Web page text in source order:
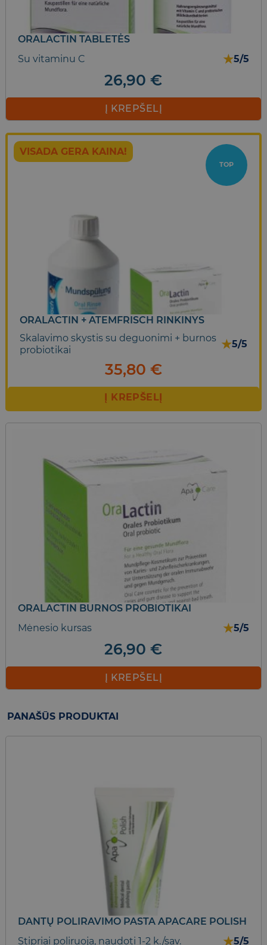
ORALACTIN TABLETĖS
Su vitaminu C
★5/5
26,90€
Į KREPŠELĮ
VISADA GERA KAINA!
TOP
ORALACTIN + ATEMFRISCH RINKINYS
Skalavimo skystis su deguonimi + burnos
probiotikai
★5/5
35,80 €
Į KREPŠELĮ
ORALACTIN BURNOS PROBIOTIKAI
Mėnesio kursas
★5/5
26,90€
Į KREPŠELĮ
PANAŠŪS PRODUKTAI
DANTŲ POLIRAVIMO PASTA APACARE POLISH
Stipriai poliruoja, naudoti 1-2 k./sav.
★5/5